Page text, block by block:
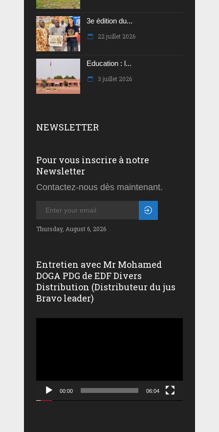
3e édition du...
22 juillet 2026
Education : l...
3 juillet 2026
NEWSLETTER
Pour vous inscrire à notre
Newsletter
Contactez-nous dès maintenant.
Thursday, August 6, 2026
Entretien avec Mr Mohamed
DOGA PDG de EDF Divers
Distribution (Distributeur du jus
Bravo leader)
00:00 06:04